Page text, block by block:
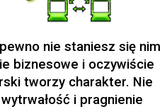
nie staniesz się nim
biznesowe i oczywiście
tworzy charakter. Nie
i pragnienie